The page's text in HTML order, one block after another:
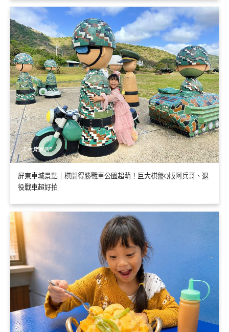
屏東車城景點｜棋開得勝戰車公園超萌！巨大棋盤Q版阿兵哥、退
役戰車超好拍